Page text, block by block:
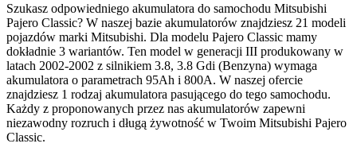
Szukasz odpowiedniego akumulatora do samochodu Mitsubishi
Pajero Classic? W naszej bazie akumulatorów znajdziesz 21 modeli
pojazdów marki Mitsubishi. Dla modelu Pajero Classic mamy
dokładnie 3 wariantów. Ten model w generacji III produkowany w
latach 2002-2002 z silnikiem 3.8, 3.8 Gdi (Benzyna) wymaga
akumulatora o parametrach 95Ah i 800A. W naszej ofercie
znajdziesz 1 rodzaj akumulatora pasującego do tego samochodu.
Każdy z proponowanych przez nas akumulatorów zapewni
niezawodny rozruch i długą żywotność w Twoim Mitsubishi Pajero
Classic.